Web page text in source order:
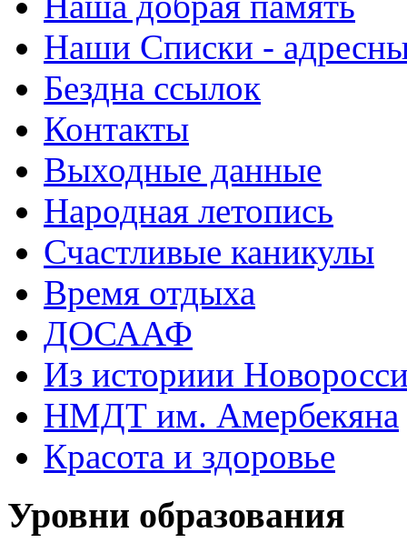
Наши Списки -
Бездна ссылок
Контакты
Выходные данные
Народная летопись
Счастливые каникулы
Время отдыха
ДОСААФ
Из историии
НМДТ им. Амербекяна
Красота и здоровье
Уровни образования